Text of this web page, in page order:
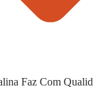
Faz Com